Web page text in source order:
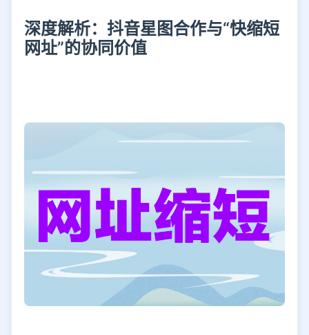
深度解析：抖音星图合作与“快缩短
网址”的协同价值